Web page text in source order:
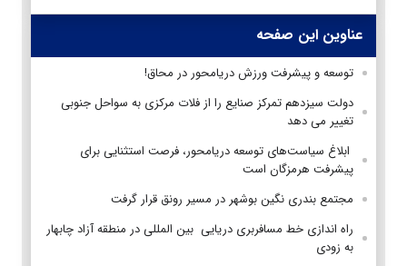
عناوین این صفحه
توسعه و پیشرفت ورزش دریامحور در محاق!
دولت سیزدهم تمرکز صنایع را از فلات مرکزی به سواحل جنوبی
تغییر می دهد
ابلاغ سیاست‌های توسعه دریامحور، فرصت استثنایی برای
پیشرفت هرمزگان است
مجتمع بندری نگین بوشهر در مسیر رونق قرار گرفت
راه اندازی خط مسافربری دریایی بین المللی در منطقه آزاد چابهار
به زودی